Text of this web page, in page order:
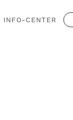
INFO-CENTER